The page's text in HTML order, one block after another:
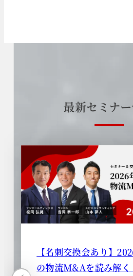
最新セ ミ ナー
【名刺交換会あり】
の物流M&Aを読み解く